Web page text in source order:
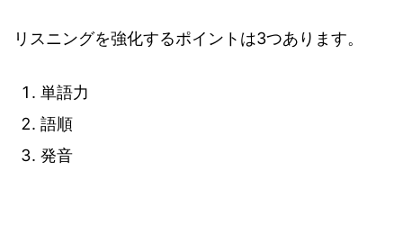
リスニングを強化するポイントは3つあります。
単語力
語順
発音